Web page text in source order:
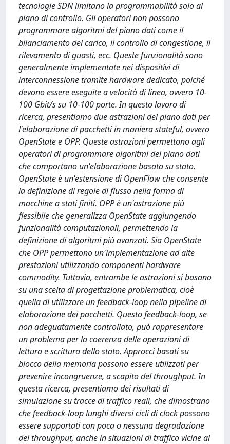
tecnologie SDN limitano la programmabilità solo al
piano di controllo. Gli operatori non possono
programmare algoritmi del piano dati come il
bilanciamento del carico, il controllo di congestione, il
rilevamento di guasti, ecc. Queste funzionalità sono
generalmente implementate nei dispositivi di
interconnessione tramite hardware dedicato, poiché
devono essere eseguite a velocità di linea, ovvero 10-
100 Gbit/s su 10-100 porte. In questo lavoro di
ricerca, presentiamo due astrazioni del piano dati per
l'elaborazione di pacchetti in maniera stateful, ovvero
OpenState e OPP. Queste astrazioni permettono agli
operatori di programmare algoritmi del piano dati
che comportano un'elaborazione basata su stato.
OpenState è un'estensione di OpenFlow che consente
la definizione di regole di flusso nella forma di
macchine a stati finiti. OPP è un'astrazione più
flessibile che generalizza OpenState aggiungendo
funzionalità computazionali, permettendo la
definizione di algoritmi più avanzati. Sia OpenState
che OPP permettono un'implementazione ad alte
prestazioni utilizzando componenti hardware
commodity. Tuttavia, entrambe le astrazioni si basano
su una scelta di progettazione problematica, cioè
quella di utilizzare un feedback-loop nella pipeline di
elaborazione dei pacchetti. Questo feedback-loop, se
non adeguatamente controllato, può rappresentare
un problema per la coerenza delle operazioni di
lettura e scrittura dello stato. Approcci basati su
blocco della memoria possono essere utilizzati per
prevenire incongruenze, a scapito del throughput. In
questa ricerca, presentiamo dei risultati di
simulazione su tracce di traffico reali, che dimostrano
che feedback-loop lunghi diversi cicli di clock possono
essere supportati con poca o nessuna degradazione
del throughput, anche in situazioni di traffico vicine al